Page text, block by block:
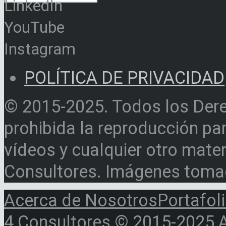
LinkedIn
YouTube
Instagram
POLÍTICA DE PRIVACIDAD
© 2015-2025. Todos los
prohibida la reproducción
vídeos y cualquier otro
Consultores. Imágenes
Acerca de Nosotros